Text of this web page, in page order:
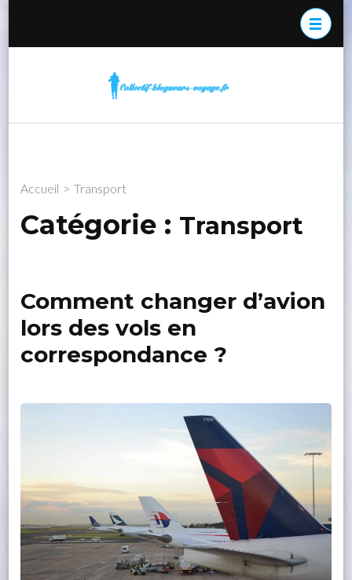
Accueil > Transport
Catégorie : Transport
Comment changer d’avion
lors des vols en
correspondance ?